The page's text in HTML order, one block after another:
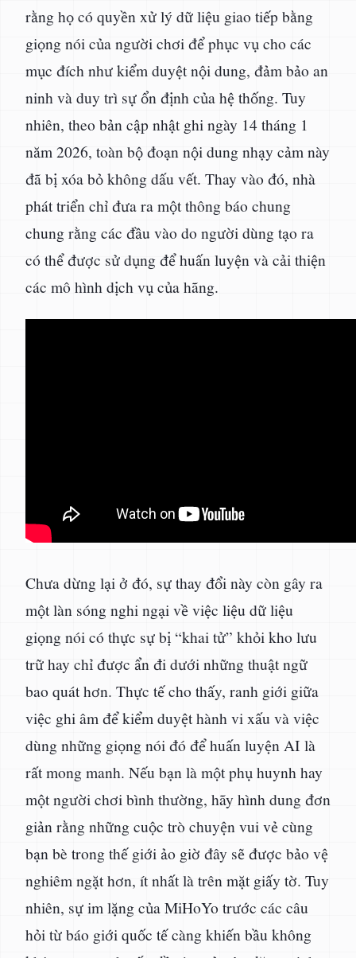
rằng họ có quyền xử lý dữ liệu giao tiếp bằng
giọng nói của người chơi để phục vụ cho các
mục đích như kiểm duyệt nội dung, đảm bảo an
ninh và duy trì sự ổn định của hệ thống. Tuy
nhiên, theo bản cập nhật ghi ngày 14 tháng 1
năm 2026, toàn bộ đoạn nội dung nhạy cảm này
đã bị xóa bỏ không dấu vết. Thay vào đó, nhà
phát triển chỉ đưa ra một thông báo chung
chung rằng các đầu vào do người dùng tạo ra
có thể được sử dụng để huấn luyện và cải thiện
các mô hình dịch vụ của hãng.
Chưa dừng lại ở đó, sự thay đổi này còn gây ra
một làn sóng nghi ngại về việc liệu dữ liệu
giọng nói có thực sự bị “khai tử” khỏi kho lưu
trữ hay chỉ được ẩn đi dưới những thuật ngữ
bao quát hơn. Thực tế cho thấy, ranh giới giữa
việc ghi âm để kiểm duyệt hành vi xấu và việc
dùng những giọng nói đó để huấn luyện AI là
rất mong manh. Nếu bạn là một phụ huynh hay
một người chơi bình thường, hãy hình dung đơn
giản rằng những cuộc trò chuyện vui vẻ cùng
bạn bè trong thế giới ảo giờ đây sẽ được bảo vệ
nghiêm ngặt hơn, ít nhất là trên mặt giấy tờ. Tuy
nhiên, sự im lặng của MiHoYo trước các câu
hỏi từ báo giới quốc tế càng khiến bầu không